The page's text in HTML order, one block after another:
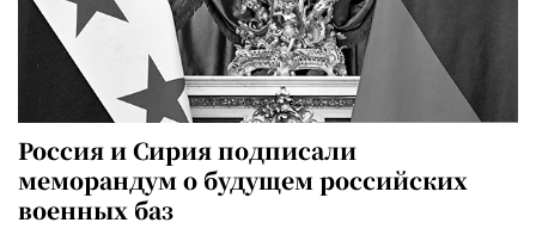
Россия и Сирия подписали
меморандум о будущем российских
военных баз